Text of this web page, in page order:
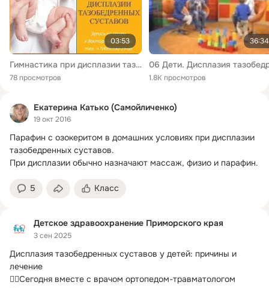
03:53
Гимнастика при дисплазии тазобедренных суставов. Упражнения при дисплазии у ребенка
78 просмотров
36:34
1.8K просмотров
Екатерина Катько (Самойличенко)
19 окт 2016
Парафин с озокеритом в домашних условиях при дисплазии
тазобедренных суставов.
При дисплазии обычно назначают массаж, физио и парафин.
5 Класс
Детское здравоохранение Приморского края
3 сен 2025
Дисплазия тазобедренных суставов у детей: причины и
лечение
👨‍⚕️Сегодня вместе с врачом ортопедом-травматологом